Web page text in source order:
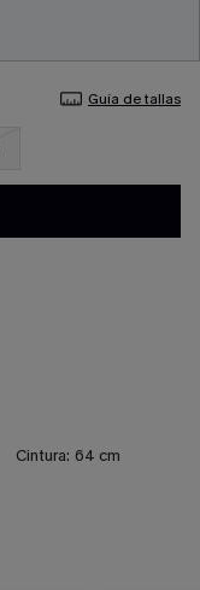
Guía de tallas
Cintura: 64 cm